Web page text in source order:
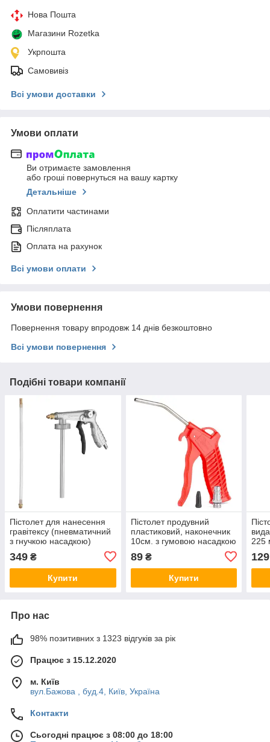
Нова Пошта
Магазини Rozetka
Укрпошта
Самовивіз
Всі умови доставки
Умови оплати
Ви отримаєте замовлення
або гроші повернуться на вашу картку
Детальніше
Оплатити частинами
Післяплата
Оплата на рахунок
Всі умови оплати
Умови повернення
Повернення товару впродовж 14 днів безкоштовно
Всі умови повернення
Подібні товари компанії
Пістолет для нанесення
гравітексу (пневматичний
з гнучкою насадкою)
349 ₴
Купити
Пістолет продувний
пластиковий, наконечник
10см. з гумовою насадкою
89₴
Купити
225
129
Про нас
98% позитивних з 1323 відгуків за рік
Працює з 15.12.2020
м. Київ
вул.Бажова , буд.4, Київ, Україна
Контакти
Сьогодні працює з 08:00 до 18:00